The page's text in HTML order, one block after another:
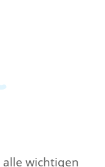
wichtigen